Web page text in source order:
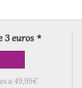
3 euros *
a 49,99€